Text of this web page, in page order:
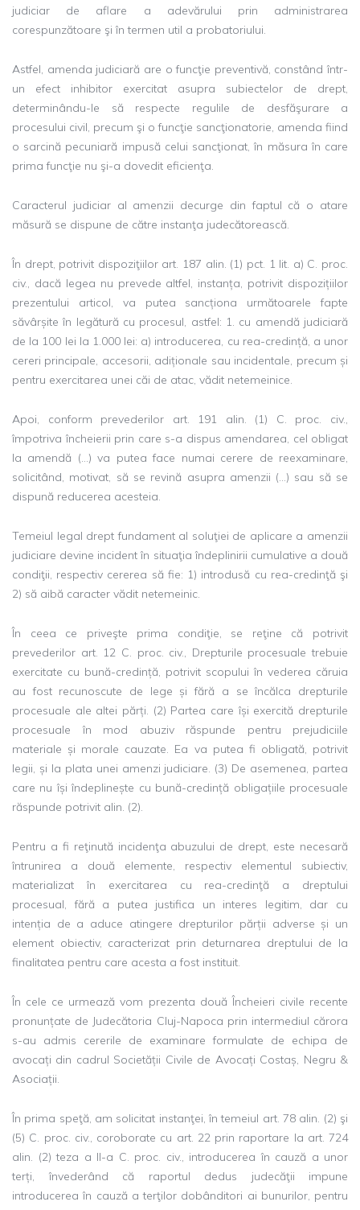
judiciar de aflare a adevărului prin administrarea
corespunzătoare şi în termen util a probatoriului.
Astfel, amenda judiciară are o funcţie preventivă, constând într-
un efect inhibitor exercitat asupra subiectelor de drept,
determinându-le să respecte regulile de desfăşurare a
procesului civil, precum şi o funcţie sancţionatorie, amenda fiind
o sarcină pecuniară impusă celui sancţionat, în măsura în care
prima funcţie nu şi-a dovedit eficienţa.
Caracterul judiciar al amenzii decurge din faptul că o atare
măsură se dispune de către instanţa judecătorească.
În drept, potrivit dispoziţiilor art. 187 alin. (1) pct. 1 lit. a) C. proc.
civ., dacă legea nu prevede altfel, instanța, potrivit dispozițiilor
prezentului articol, va putea sancționa următoarele fapte
săvârșite în legătură cu procesul, astfel: 1. cu amendă judiciară
de la 100 lei la 1.000 lei: a) introducerea, cu rea-credință, a unor
cereri principale, accesorii, adiționale sau incidentale, precum și
pentru exercitarea unei căi de atac, vădit netemeinice.
Apoi, conform prevederilor art. 191 alin. (1) C. proc. civ.,
împotriva încheierii prin care s-a dispus amendarea, cel obligat
la amendă (…) va putea face numai cerere de reexaminare,
solicitând, motivat, să se revină asupra amenzii (…) sau să se
dispună reducerea acesteia.
Temeiul legal drept fundament al soluţiei de aplicare a amenzii
judiciare devine incident în situaţia îndeplinirii cumulative a două
condiţii, respectiv cererea să fie: 1) introdusă cu rea-credinţă şi
2) să aibă caracter vădit netemeinic.
În ceea ce priveşte prima condiţie, se reţine că potrivit
prevederilor art. 12 C. proc. civ., Drepturile procesuale trebuie
exercitate cu bună-credință, potrivit scopului în vederea căruia
au fost recunoscute de lege și fără a se încălca drepturile
procesuale ale altei părți. (2) Partea care își exercită drepturile
procesuale în mod abuziv răspunde pentru prejudiciile
materiale și morale cauzate. Ea va putea fi obligată, potrivit
legii, și la plata unei amenzi judiciare. (3) De asemenea, partea
care nu își îndeplinește cu bună-credință obligațiile procesuale
răspunde potrivit alin. (2).
Pentru a fi reţinută incidenţa abuzului de drept, este necesară
întrunirea a două elemente, respectiv elementul subiectiv,
materializat în exercitarea cu rea-credinţă a dreptului
procesual, fără a putea justifica un interes legitim, dar cu
intenția de a aduce atingere drepturilor părții adverse și un
element obiectiv, caracterizat prin deturnarea dreptului de la
finalitatea pentru care acesta a fost instituit.
În cele ce urmează vom prezenta două Încheieri civile recente
pronunțate de Judecătoria Cluj-Napoca prin intermediul cărora
s-au admis cererile de examinare formulate de echipa de
avocați din cadrul Societății Civile de Avocați Costaș, Negru &
Asociații.
În prima speţă, am solicitat instanţei, în temeiul art. 78 alin. (2) şi
(5) C. proc. civ., coroborate cu art. 22 prin raportare la art. 724
alin. (2) teza a II-a C. proc. civ., introducerea în cauză a unor
terți, învederând că raportul dedus judecăţii impune
introducerea în cauză a terţilor dobânditori ai bunurilor, pentru